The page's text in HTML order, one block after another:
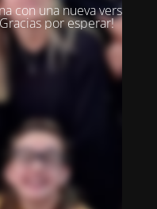
con una nueva versión.
por esperar!